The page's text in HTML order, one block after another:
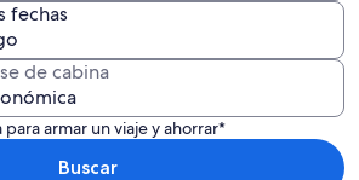
fechas
de cabina
armar un viaje y ahorrar*
Buscar